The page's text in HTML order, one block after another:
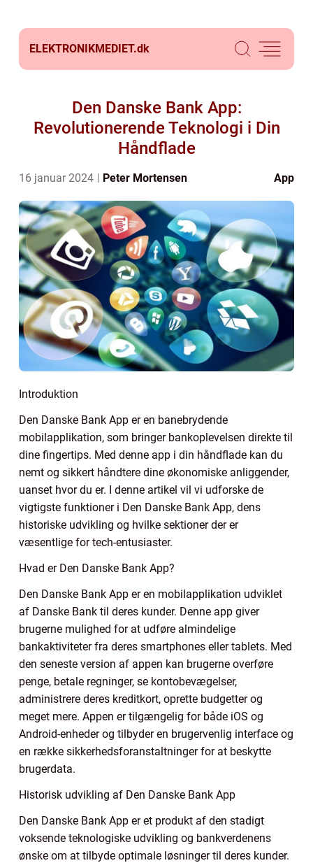
ELEKTRONIKMEDIET.dk
Den Danske Bank App:
Revolutionerende Teknologi i Din
Håndflade
16 januar 2024 Peter Mortensen App
Introduktion
Den Danske Bank App er en banebrydende
mobilapplikation, som bringer bankoplevelsen direkte til
dine fingertips. Med denne app i din håndflade kan du
nemt og sikkert håndtere dine økonomiske anliggender,
uanset hvor du er. I denne artikel vil vi udforske de
vigtigste funktioner i Den Danske Bank App, dens
historiske udvikling og hvilke sektioner der er
væsentlige for tech-entusiaster.
Hvad er Den Danske Bank App?
Den Danske Bank App er en mobilapplikation udviklet
af Danske Bank til deres kunder. Denne app giver
brugerne mulighed for at udføre almindelige
bankaktiviteter fra deres smartphones eller tablets. Med
den seneste version af appen kan brugerne overføre
penge, betale regninger, se kontobevægelser,
administrere deres kreditkort, oprette budgetter og
meget mere. Appen er tilgængelig for både iOS og
Android-enheder og tilbyder en brugervenlig interface og
en række sikkerhedsforanstaltninger for at beskytte
brugerdata.
Historisk udvikling af Den Danske Bank App
Den Danske Bank App er et produkt af den stadigt
voksende teknologiske udvikling og bankverdenens
ønske om at tilbyde optimale løsninger til deres kunder.